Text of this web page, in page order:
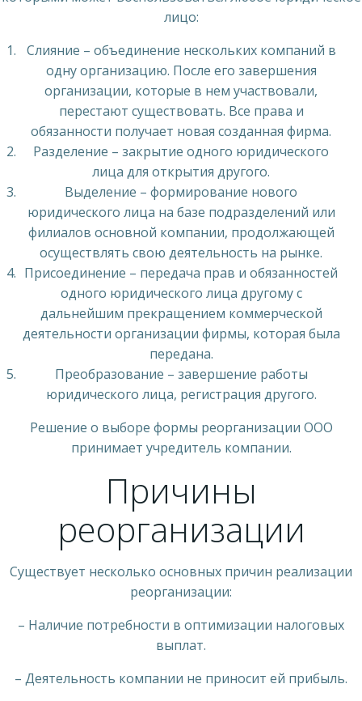
лицо:
Слияние – объединение нескольких компаний в
одну организацию. После его завершения
организации, которые в нем участвовали,
перестают существовать. Все права и
обязанности получает новая созданная фирма.
Разделение – закрытие одного юридического
лица для открытия другого.
Выделение – формирование нового
юридического лица на базе подразделений или
филиалов основной компании, продолжающей
осуществлять свою деятельность на рынке.
Присоединение – передача прав и обязанностей
одного юридического лица другому с
дальнейшим прекращением коммерческой
деятельности организации фирмы, которая была
передана.
Преобразование – завершение работы
юридического лица, регистрация другого.
Решение о выборе формы реорганизации ООО
принимает учредитель компании.
Причины
реорганизации
Существует несколько основных причин реализации
реорганизации:
– Наличие потребности в оптимизации налоговых
выплат.
– Деятельность компании не приносит ей прибыль.